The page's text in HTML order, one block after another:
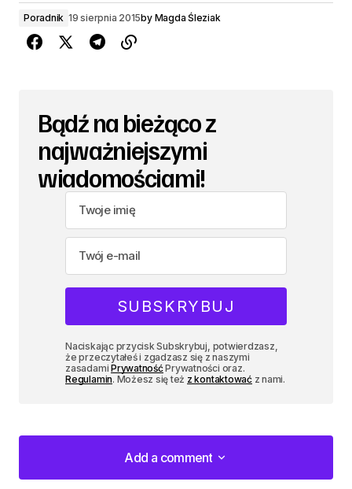
Poradnik 19 sierpnia 2015by Magda Śleziak
Bądź na bieżąco z
najważniejszymi
wiadomościami!
Naciskając przycisk Subskrybuj, potwierdzasz,
że przeczytałeś i zgadzasz się z naszymi
zasadamiPrywatnośćPrywatności oraz.
Regulamin. Możesz się też z kontaktowaćz nami.
Add a comment
Add a comment